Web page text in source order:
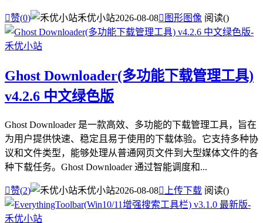
赞(0) 禾优小站2026-08-08 图形图像 阅读()
Ghost Downloader(多功能下载管理工具)
v4.2.6 中文绿色版
Ghost Downloader 是一款高效、多功能的下载管理工具，旨在
为用户提供快速、稳定且易于使用的下载体验。它支持多种协
议和文件类型，能够处理从普通网页文件到大型媒体文件的各
种下载任务。Ghost Downloader 通过智能调度和...
赞(2) 禾优小站2026-08-08 上传下载 阅读()